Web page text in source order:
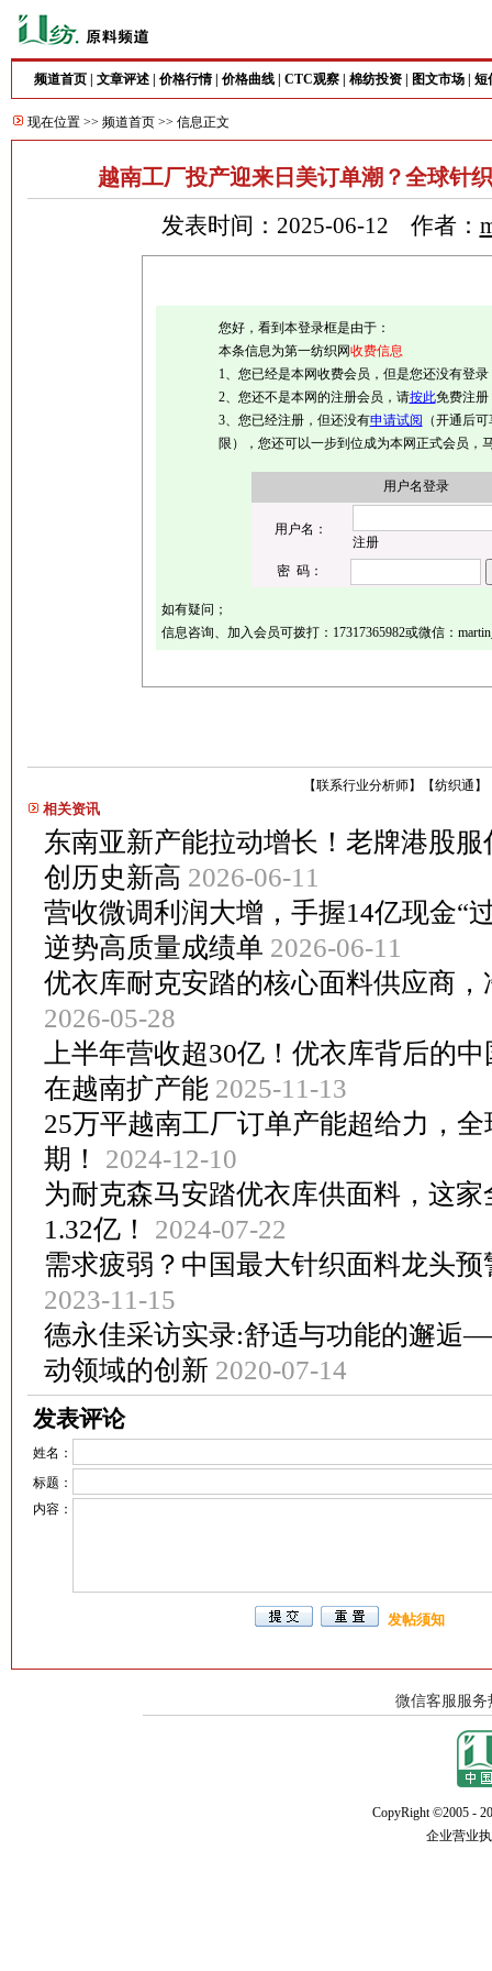
频道首页 文章评述 价格行情| 价格曲线 CTC观察 棉纺投资 图文市场 短
现在位置 >> 频道首页 >> 信息正文
越南工厂投产迎来日美订单潮？全球针
发表时间：2025-06-12 作者：
您好，看到本登录框是由于：
本条信息为第一纺织网收费信息
1、您已经是本网收费会员，但是您还没有登录
2、您还不是本网的注册会员，请按此免费注册
3、您已经注册，但还没有申请试阅 （开通后
限），您还可以一步到位成为本网正式会员，
用户名登录
用户名：
注册
密 码：
如有疑问；
信息咨询、加入会员可拨打：17317365982或微信：
【纺织通 】
【联系行业分析师】
相关资讯
东南亚新产能拉动增长！老牌港股
创历史新高 2026-06-11
营收微调利润大增，手握14亿现金“
逆势高质量成绩单 2026-06-11
优衣库耐克安踏的核心面料供应商
2026-05-28
上半年营收超30亿！优衣库背后的
在越南扩产能 2025-11-13
25万平越南工厂订单产能超给力，
期！
2024-12-10
为耐克森马安踏优衣库供面料，这
1.32亿！
2024-07-22
需求疲弱？中国最大针织面料龙头
2023-11-15
德永佳采访实录:舒适与功能的邂逅
动领域的创新 2020-07-14
发表评论
姓名：
标题：
内容：
发帖须知
CopyRight ©2005 -
企业营业